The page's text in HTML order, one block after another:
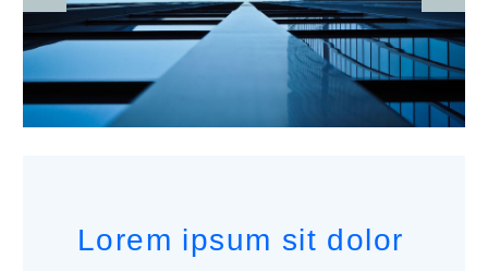
Lorem ipsum sit dolor